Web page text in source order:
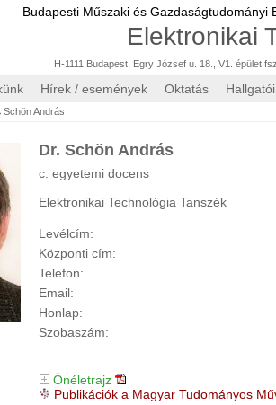
Budapesti Műszaki és Gazdaságtudományi
Elektronikai
H-1111 Budapest, Egry József u. 18., V1. épület
Hírek / események Oktatás
Schön András
Dr. Schön András
c. egyetemi docens
Elektronikai Technológia Tanszék
Levélcím:
Központi cím:
Telefon:
Email:
Honlap:
Szobaszám:
Önéletrajz
Publikációk a Magyar Tudományos